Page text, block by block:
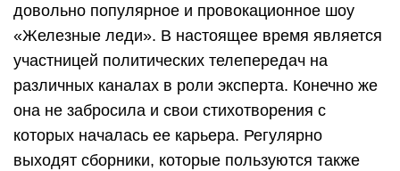
довольно популярное и провокационное шоу
«Железные леди». В настоящее время является
участницей политических телепередач на
различных каналах в роли эксперта. Конечно же
она не забросила и свои стихотворения с
которых началась ее карьера. Регулярно
выходят сборники, которые пользуются также